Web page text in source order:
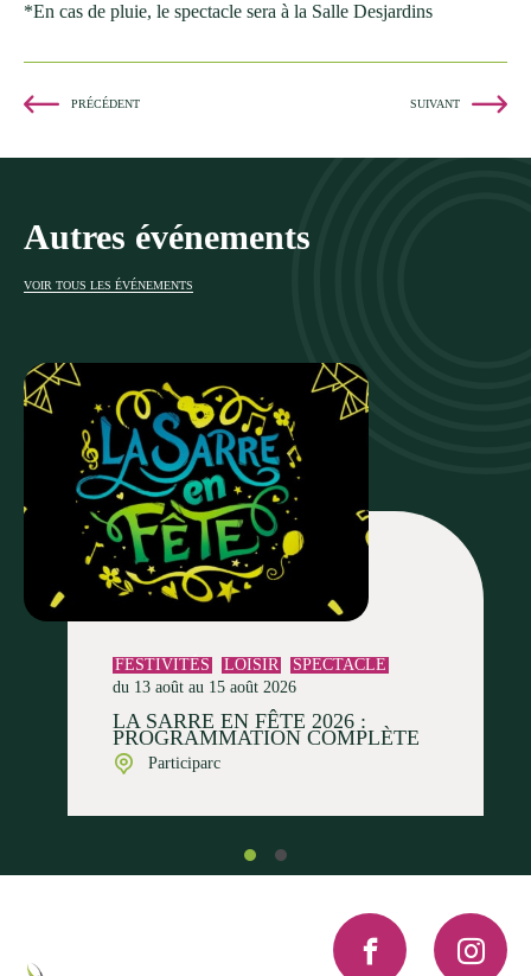
*En cas de pluie, le spectacle sera à la Salle Desjardins
PRÉCÉDENT SUIVANT
Autres événements
VOIR TOUS LES ÉVÉNEMENTS
FESTIVITÉS LOISIR
SPECTACLE
du 13 août au 15 août 2026
LA SARRE EN FÊTE 2026 :
PROGRAMMATION COMPLÈTE
Participarc
Facebook